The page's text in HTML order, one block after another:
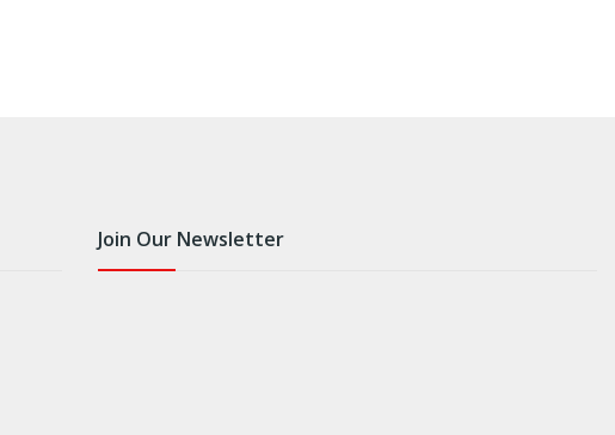
Join Our Newsletter